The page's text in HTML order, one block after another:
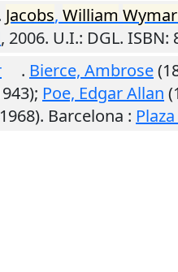
Jacobs, William
, 2006. U.I.: DGL. ISBN:
. Bierce, Ambrose
Poe, Edgar Allan
Barcelona :